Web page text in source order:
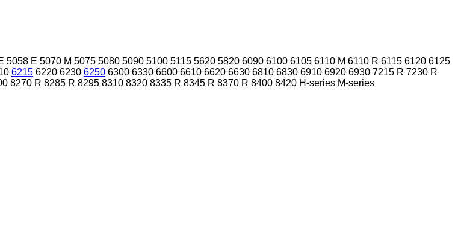
5058 E 5070 M 5075 5080 5090 5100 5115 5620 5820 6090 6100 6105 6110 M 6110 R 6115 6120 6125
6215 6220 6230 6250 6300 6330 6600 6610 6620 6630 6810 6830 6910 6920 6930 7215 R 7230 R
8270 R 8285 R 8295 8310 8320 8335 R 8345 R 8370 R 8400 8420 H-series M-series